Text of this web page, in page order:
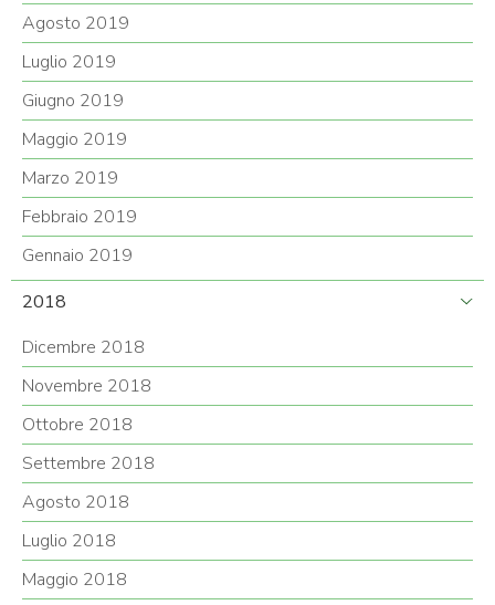
Agosto 2019
Luglio 2019
Giugno 2019
Maggio 2019
Marzo 2019
Febbraio 2019
Gennaio 2019
2018
Dicembre 2018
Novembre 2018
Ottobre 2018
Settembre 2018
Agosto 2018
Luglio 2018
Maggio 2018